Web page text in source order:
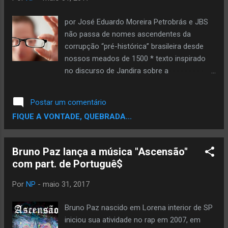
um povoado de pescadores. A residência teve
apoio do ator e diretor Ricardo Delgado e do
coordenador do Escape, Miguel Villaseca. Para
ela, a experiência foi muito significativa. “Eu
nunca pensei que conseguiria ser artistas, ser
por José Eduardo Moreira Petrobrás e JBS
não passa de nomes ascendentes da
corrupção “pré-histórica” brasileira desde
nossos meados de 1500 * texto inspirado
no discurso de Jandira sobre a
seguinte conclusão: A população e tão
inferior quanto à economia... Algo tão visível
quanto a corrupção, mas nos víamos cegos
Mais de 500 anos e a cena continua a
mesma; Primeiro nossas terras aos
portugueses nossos valores, além de
agora nossos direitos, nossa dignidade,
nossa responsabilidade de democracia falsa
Postar um comentário
FIQUE A VONTADE, QUEBRADA...
Bruno Paz lança a música "Ascensão"
com part. de Portuguê$
Por NP - maio 31, 2017
Bruno Paz nascido em Lorena interior de SP
iniciou sua atividade no rap em 2007, em